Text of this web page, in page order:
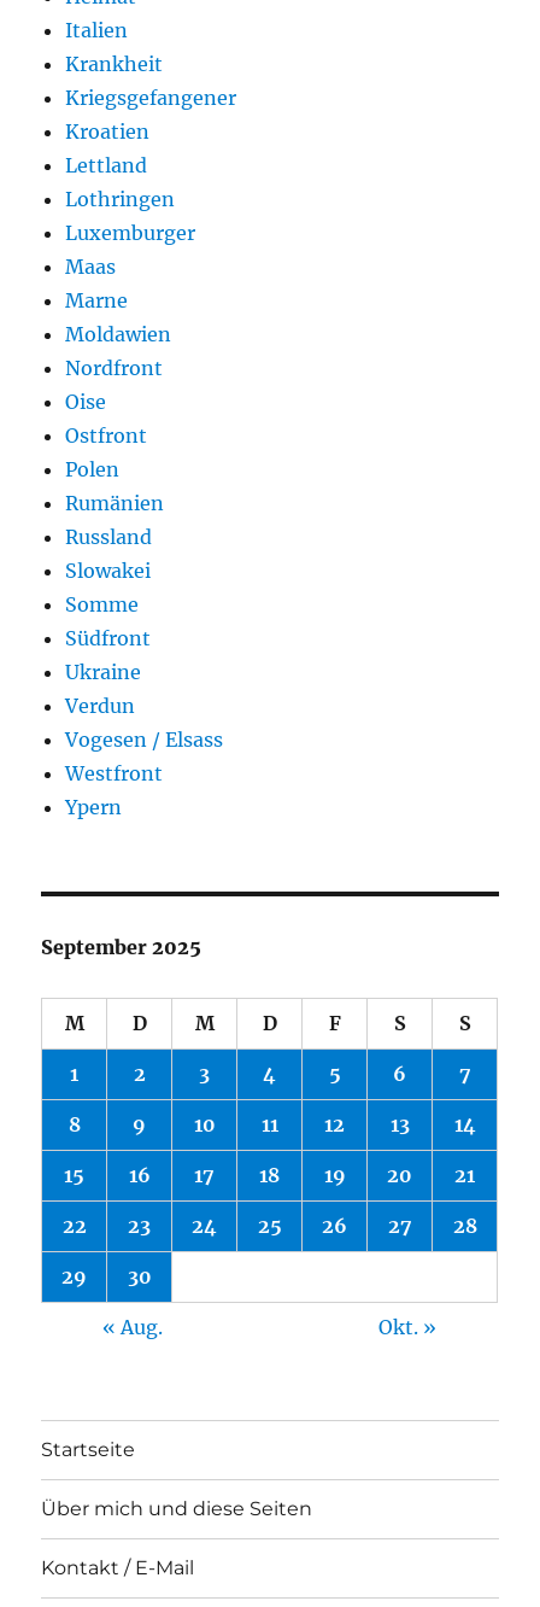
Italien
Krankheit
Kriegsgefangener
Kroatien
Lettland
Lothringen
Luxemburger
Maas
Marne
Moldawien
Nordfront
Oise
Ostfront
Polen
Rumänien
Russland
Slowakei
Somme
Südfront
Ukraine
Verdun
Vogesen / Elsass
Westfront
Ypern
September 2025
M D M D F S S
1 2 3 4 5 6 7
8 9 10 11 12 13 14
15 16 17 18 19 20 21
22 23 24 25 26 27 28
29 30
« Aug. Okt. »
Startseite
Über mich und diese Seiten
Kontakt / E-Mail